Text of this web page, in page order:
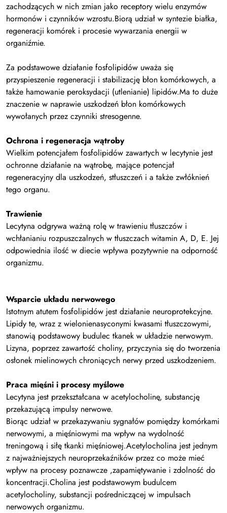
zachodzących w nich zmian jako receptory wielu enzymów
hormonów i czynników wzrostu.Biorą udział w syntezie białka,
regeneracji komórek i procesie wywarzania energii w
organiźmie.
Za podstawowe działanie fosfolipidów uważa się
przyspieszenie regeneracji i stabilizację błon komórkowych, a
także hamowanie peroksydacji (utlenianie) lipidów.Ma to duże
znaczenie w naprawie uszkodzeń błon komórkowych
wywołanych przez czynniki stresogenne.
Ochrona i regeneracja wątroby
Wielkim potencjałem fosfolipidów zawartych w lecytynie jest
ochronne działanie na wątrobę, mające potencjał
regeneracyjny dla uszkodzeń, stłuszczeń i a także zwłóknień
tego organu.
Trawienie
Lecytyna odgrywa ważną rolę w trawieniu tłuszczów i
wchłanianiu rozpuszczalnych w tłuszczach witamin A, D, E. Jej
odpowiednia ilość w diecie wpływa pozytywnie na odporność
organizmu.
Wsparcie układu nerwowego
Istotnym atutem fosfolipidów jest działanie neuroprotekcyjne.
Lipidy te, wraz z wielonienasyconymi kwasami tłuszczowymi,
stanowią podstawowy budulec tkanek w układzie nerwowym.
Lizyna, poprzez zawartość choliny, przyczynia się do tworzenia
osłonek mielinowych chroniących nerwy przed uszkodzeniem.
Praca mięśni i procesy myślowe
Lecytyna jest przekształcana w acetylocholinę, substancję
przekazującą impulsy nerwowe.
Biorąc udział w przekazywaniu sygnałów pomiędzy komórkami
nerwowymi, a mięśniowymi ma wpływ na wydolność
treningową i siłę tkanki mięśniowej.Acetylocholina jest jednym
z najważniejszych neuroprzekaźników przez co może mieć
wpływ na procesy poznawcze ,zapamiętywanie i zdolność do
koncentracji.Cholina jest podstawowym budulcem
acetylocholiny, substancji pośredniczącej w impulsach
nerwowych organizmu.